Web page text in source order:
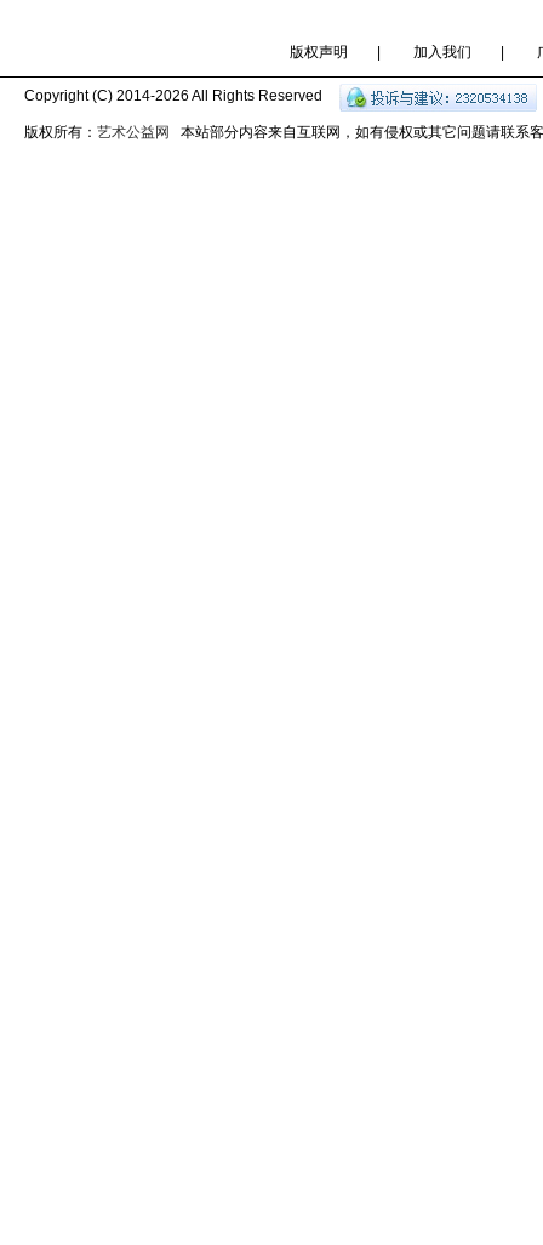
版权声明 加入我们
Copyright (C) 2014-2026 All Rights Reserved
版权所有： 艺术公益网 本站部分内容来自互联网，如有侵权或其它问题请联系